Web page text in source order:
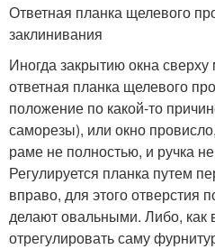
Ответная планка щелевого
заклинивания
Иногда закрытию окна
ответная планка щелевого
положение по какой-то
саморезы), или окно
раме не полностью, и ручка
Регулируется планка путем
вправо, для этого отверстия
делают овальными. Либо, как
отрегулировать саму